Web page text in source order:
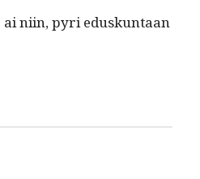
ai niin, pyri eduskun­taan